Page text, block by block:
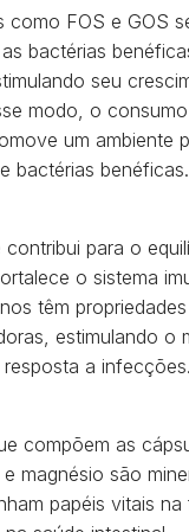
como FOS e GOS
bactérias
seu
modo, o
um ambiente
bactérias benéficas.
para o
o sistema
têm propriedades
estimulando o
a infecções.
compõem as
magnésio são
papéis vitais